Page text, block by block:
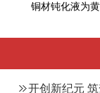
铜材钝化液为
开创新纪元